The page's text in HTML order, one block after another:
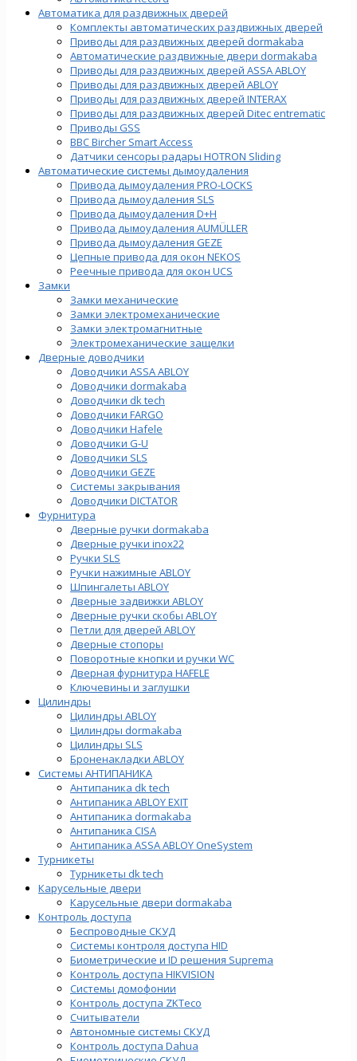
Автоматика для раздвижных дверей
Комплекты автоматических раздвижных дверей
Приводы для раздвижных дверей dormakaba
Автоматические раздвижные двери dormakaba
Приводы для раздвижных дверей ASSA ABLOY
Приводы для раздвижных дверей ABLOY
Приводы для раздвижных дверей INTERAX
Приводы для раздвижных дверей Ditec entrematic
Приводы GSS
BBC Bircher Smart Access
Датчики сенсоры радары HOTRON Sliding
Автоматические системы дымоудаления
Привода дымоудаления PRO-LOCKS
Привода дымоудаления SLS
Привода дымоудаления D+H
Привода дымоудаления AUMÜLLER
Привода дымоудаления GEZE
Цепные привода для окон NEKOS
Реечные привода для окон UСS
Замки
Замки механические
Замки электромеханические
Замки электромагнитные
Электромеханические защелки
Дверные доводчики
Доводчики ASSA ABLOY
Доводчики dormakaba
Доводчики dk tech
Доводчики FARGO
Доводчики Hafele
Доводчики G-U
Доводчики SLS
Доводчики GEZE
Cистемы закрывания
Доводчики DICTATOR
Фурнитура
Дверные ручки dormakaba
Дверные ручки inox22
Ручки SLS
Ручки нажимные ABLOY
Шпингалеты ABLOY
Дверные задвижки ABLOY
Дверные ручки скобы ABLOY
Петли для дверей ABLOY
Дверные стопоры
Поворотные кнопки и ручки WC
Дверная фурнитура HAFELE
Ключевины и заглушки
Цилиндры
Цилиндры ABLOY
Цилиндры dormakaba
Цилиндры SLS
Броненакладки ABLOY
Системы АНТИПАНИКА
Антипаника dk tech
Антипаника ABLOY EXIT
Антипаника dormakaba
Антипаника СISA
Антипаника ASSA ABLOY OneSystem
Турникеты
Турникеты dk tech
Карусельные двери
Карусельные двери dormakaba
Контроль доступа
Беспроводные СКУД
Системы контроля доступа HID
Биометрические и ID решения Suprema
Контроль доступа HIKVISION
Системы домофонии
Контроль доступа ZKTeco
Считыватели
Автономные системы СКУД
Контроль доступа Dahua